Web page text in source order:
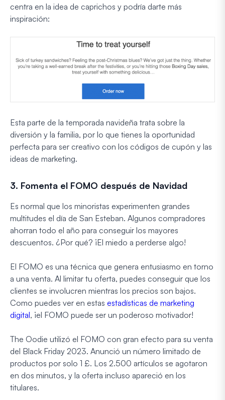
centra en la idea de caprichos y podría darte más
inspiración:
Esta parte de la temporada navideña trata sobre la
diversión y la familia, por lo que tienes la oportunidad
perfecta para ser creativo con los códigos de cupón y las
ideas de marketing.
3. Fomenta el FOMO después de Navidad
Es normal que los minoristas experimenten grandes
multitudes el día de San Esteban. Algunos compradores
ahorran todo el año para conseguir los mayores
descuentos. ¿Por qué? ¡El miedo a perderse algo!
El FOMO es una técnica que genera entusiasmo en torno
a una venta. Al limitar tu oferta, puedes conseguir que los
clientes se involucren mientras los precios son bajos.
Como puedes ver en estas estadísticas de marketing
digital, ¡el FOMO puede ser un poderoso motivador!
The Oodie utilizó el FOMO con gran efecto para su venta
del Black Friday 2023. Anunció un número limitado de
productos por solo 1 £. Los 2.500 artículos se agotaron
en dos minutos, y la oferta incluso apareció en los
titulares.